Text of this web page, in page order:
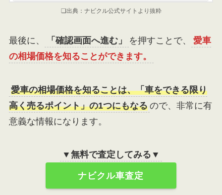
❏出典：ナビクル公式サイトより抜粋
最後に、 「確認画面へ進む」 を押すことで、
愛車
の相場価格を知ることができます。
愛車の相場価格を知ることは、「車をできる限り
高く売るポイント」の1つにもなる ので、非常に有
意義な情報になります。
▼無料で査定してみる▼
ナビクル車査定